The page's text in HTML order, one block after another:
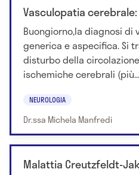
Vasculopatia
Buongiorno,la diagnosi
generica e aspecifica. Si
disturbo della
ischemiche cerebrali (più...
NEUROLOGIA
Dr.ssa Michela Manfredi
Malattia Creutzfeldt-